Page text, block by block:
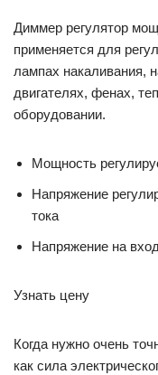
Диммер регулятор
применяется для
лампах накаливания,
двигателях, фенах,
оборудовании.
Мощность
Напряжение
тока
Напряжение на
Узнать цену
Когда нужно очень
как сила